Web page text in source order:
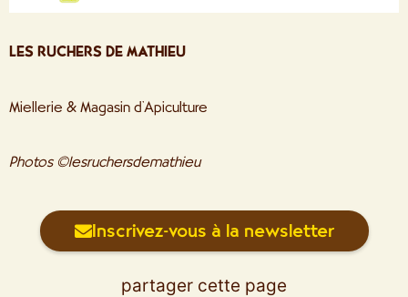
LES RUCHERS DE MATHIEU
Miellerie & Magasin d’Apiculture
Photos ©lesruchersdemathieu
Inscrivez-vous à la newsletter
partager cette page